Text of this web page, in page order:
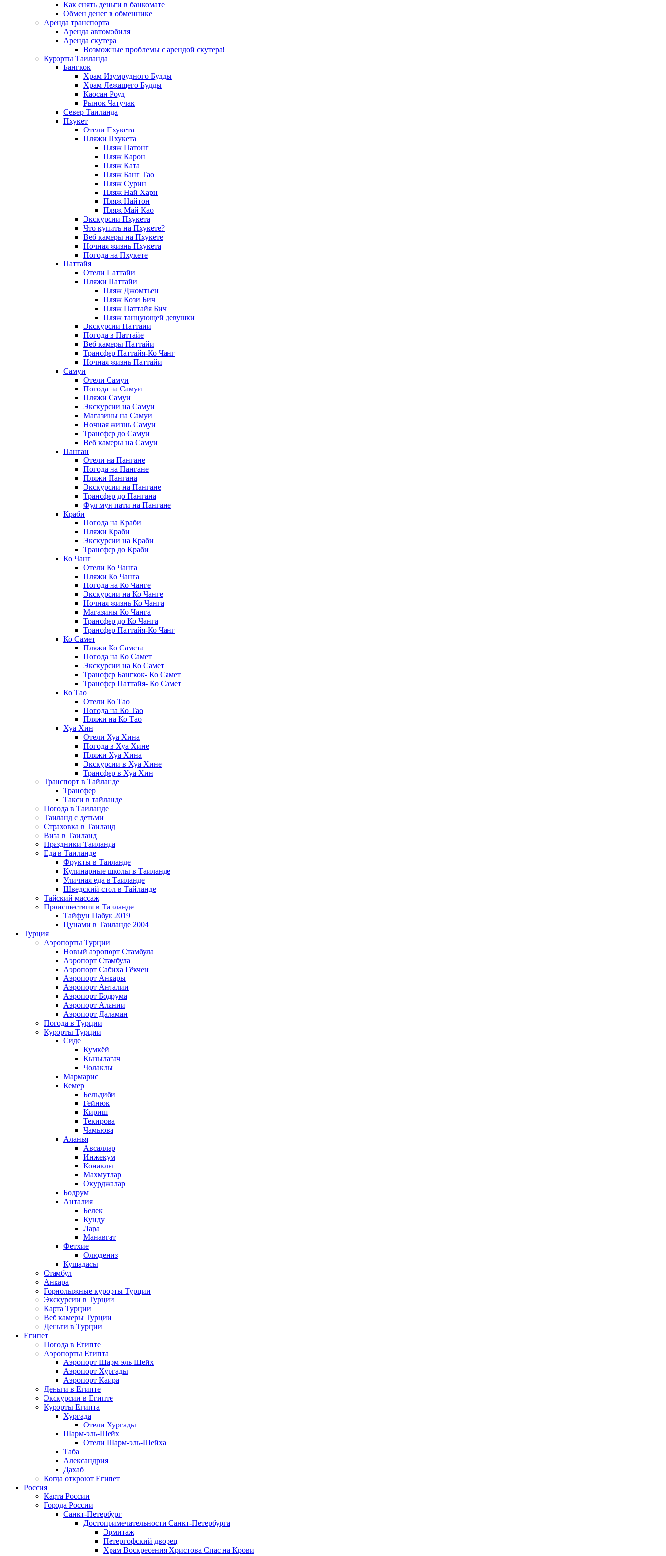
Как снять деньги в банкомате
Обмен денег в обменнике
Аренда транспорта
Аренда автомобиля
Аренда скутера
Возможные проблемы с арендой скутера!
Курорты Таиланда
Бангкок
Храм Изумрудного Будды
Храм Лежащего Будды
Каосан Роуд
Рынок Чатучак
Север Таиланда
Пхукет
Отели Пхукета
Пляжи Пхукета
Пляж Патонг
Пляж Карон
Пляж Ката
Пляж Банг Тао
Пляж Сурин
Пляж Най Харн
Пляж Найтон
Пляж Май Као
Экскурсии Пхукета
Что купить на Пхукете?
Веб камеры на Пхукете
Ночная жизнь Пхукета
Погода на Пхукете
Паттайя
Отели Паттайи
Пляжи Паттайи
Пляж Джомтьен
Пляж Кози Бич
Пляж Паттайя Бич
Пляж танцующей девушки
Экскурсии Паттайи
Погода в Паттайе
Веб камеры Паттайи
Трансфер Паттайя-Ко Чанг
Ночная жизнь Паттайи
Самуи
Отели Самуи
Погода на Самуи
Пляжи Самуи
Экскурсии на Самуи
Магазины на Самуи
Ночная жизнь Самуи
Трансфер до Самуи
Веб камеры на Самуи
Панган
Отели на Пангане
Погода на Пангане
Пляжи Пангана
Экскурсии на Пангане
Трансфер до Пангана
Фул мун пати на Пангане
Краби
Погода на Краби
Пляжи Краби
Экскурсии на Краби
Трансфер до Краби
Ко Чанг
Отели Ко Чанга
Пляжи Ко Чанга
Погода на Ко Чанге
Экскурсии на Ко Чанге
Ночная жизнь Ко Чанга
Магазины Ко Чанга
Трансфер до Ко Чанга
Трансфер Паттайя-Ко Чанг
Ко Самет
Пляжи Ко Самета
Погода на Ко Самет
Экскурсии на Ко Самет
Трансфер Бангкок- Ко Самет
Трансфер Паттайя- Ко Самет
Ко Тао
Отели Ко Тао
Погода на Ко Тао
Пляжи на Ко Тао
Хуа Хин
Отели Хуа Хина
Погода в Хуа Хине
Пляжи Хуа Хина
Экскурсии в Хуа Хине
Трансфер в Хуа Хин
Транспорт в Тайланде
Трансфер
Такси в тайланде
Погода в Таиланде
Таиланд с детьми
Страховка в Таиланд
Виза в Таиланд
Праздники Таиланда
Еда в Таиланде
Фрукты в Таиланде
Кулинарные школы в Таиланде
Уличная еда в Таиланде
Шведский стол в Тайланде
Тайский массаж
Происшествия в Таиланде
Тайфун Пабук 2019
Цунами в Таиланде 2004
Турция
Аэропорты Турции
Новый аэропорт Стамбула
Аэропорт Стамбула
Аэропорт Сабиха Гёкчен
Аэропорт Анкары
Аэропорт Анталии
Аэропорт Бодрума
Аэропорт Алании
Аэропорт Даламан
Погода в Турции
Курорты Турции
Сиде
Кумкёй
Кызылагач
Чолаклы
Мармарис
Кемер
Бельдиби
Гейнюк
Кириш
Текирова
Чамьюва
Аланья
Авсаллар
Инжекум
Конаклы
Махмутлар
Окурджалар
Бодрум
Анталия
Белек
Кунду
Лара
Манавгат
Фетхие
Олюдениз
Кушадасы
Стамбул
Анкара
Горнолыжные курорты Турции
Экскурсии в Турции
Карта Турции
Веб камеры Турции
Деньги в Турции
Египет
Погода в Египте
Аэропорты Египта
Аэропорт Шарм эль Шейх
Аэропорт Хургады
Аэропорт Каира
Деньги в Египте
Экскурсии в Египте
Курорты Египта
Хургада
Отели Хургады
Шарм-эль-Шейх
Отели Шарм-эль-Шейха
Таба
Александрия
Дахаб
Когда откроют Египет
Россия
Карта России
Города России
Санкт-Петербург
Достопримечательности Санкт-Петербурга
Эрмитаж
Петергофский дворец
Храм Воскресения Христова Спас на Крови